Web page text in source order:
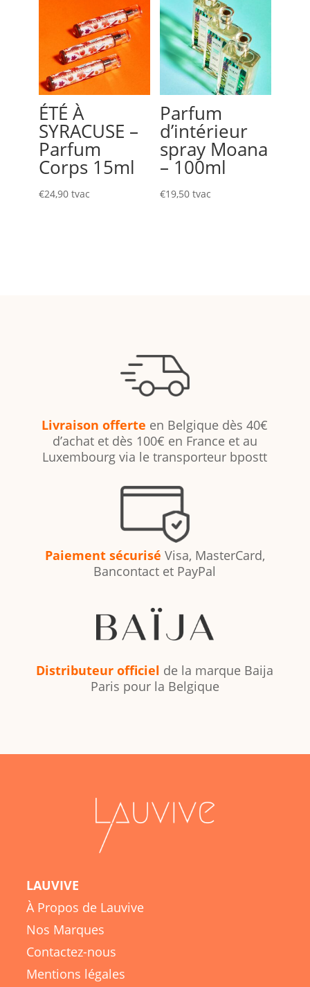
ÉTÉ À
SYRACUSE –
Parfum
Corps 15ml
€24,90 tvac
Parfum
d’intérieur
spray Moana
– 100ml
€19,50 tvac
Livraison offerte en Belgique dès 40€
d’achat et dès 100€ en France et au
Luxembourg via le transporteur bpostt
Paiement sécurisé Visa, MasterCard,
Bancontact et PayPal
Distributeur officiel de la marque Baija
Paris pour la Belgique
LAUVIVE
À Propos de Lauvive
Nos Marques
Contactez-nous
Mentions légales